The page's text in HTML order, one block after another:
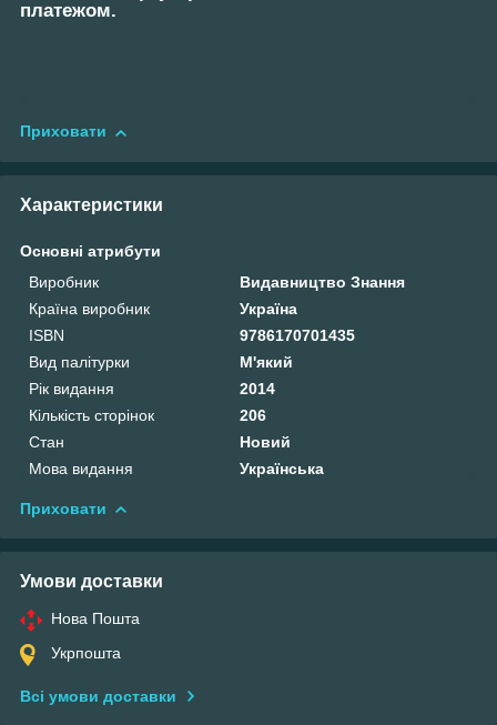
платежом.
Приховати
Характеристики
Основні атрибути
Виробник
Видавництво Знання
Країна виробник
Україна
ISBN
9786170701435
Вид палітурки
М'який
Рік видання
2014
Кількість сторінок
206
Стан
Новий
Мова видання
Українська
Приховати
Умови доставки
Нова Пошта
Укрпошта
Всі умови доставки